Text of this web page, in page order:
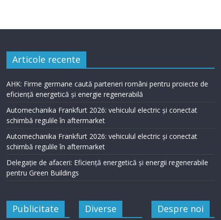
Articole recente
AHK: Firme germane caută parteneri români pentru proiecte de
eficiență energetică și energie regenerabilă
Automechanika Frankfurt 2026: vehiculul electric și conectat
schimbă regulile în aftermarket
Automechanika Frankfurt 2026: vehiculul electric și conectat
schimbă regulile în aftermarket
Delegație de afaceri: Eficiență energetică și energii regenerabile
pentru Green Buildings
Publicitate Diverse Despre noi